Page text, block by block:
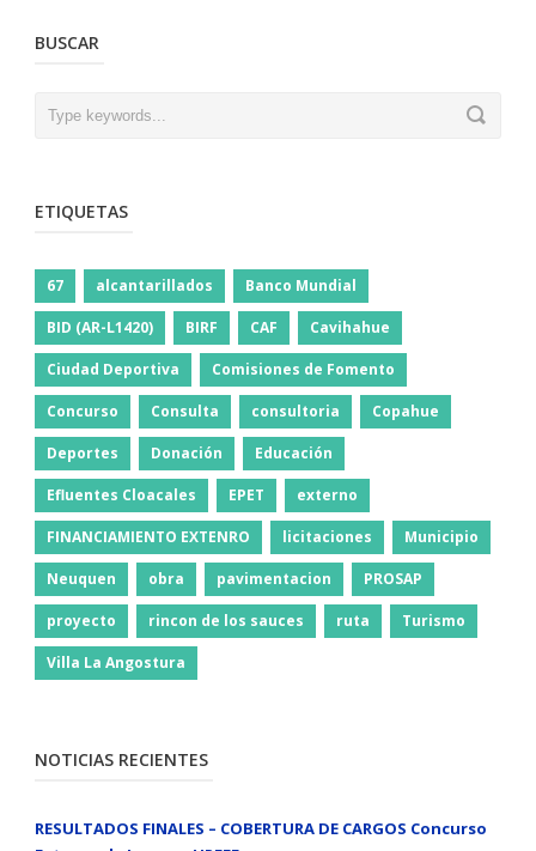
BUSCAR
ETIQUETAS
67 alcantarillados Banco Mundial
BID (AR-L1420) BIRF CAF Cavihahue
Ciudad Deportiva Comisiones de Fomento
Concurso Consulta consultoria Copahue
Deportes Donación Educación
Efluentes Cloacales EPET externo
FINANCIAMIENTO EXTENRO licitaciones Municipio
Neuquen obra pavimentacion PROSAP
proyecto rincon de los sauces ruta Turismo
Villa La Angostura
NOTICIAS RECIENTES
RESULTADOS FINALES – COBERTURA DE CARGOS Concurso